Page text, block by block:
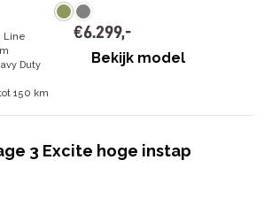
Line
Duty
150 km
€6.299,-
Bekijk model
3 Excite hoge instap